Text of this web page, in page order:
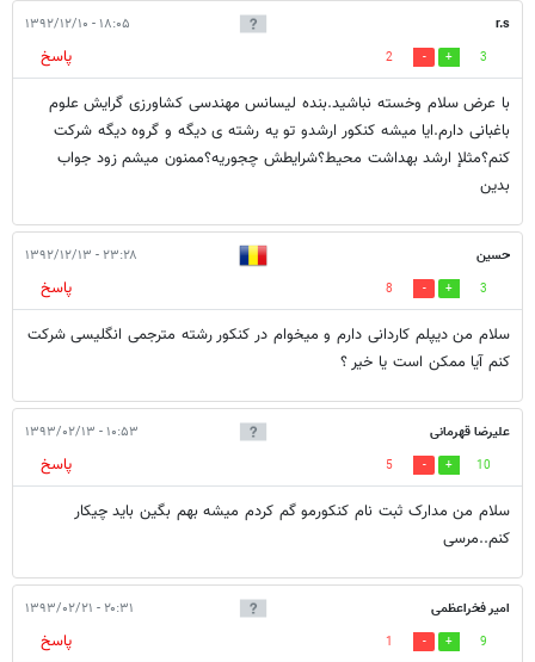
r.s ۱۸:۰۵ - ۱۳۹۲/۱۲/۱۰
3
2
پاسخ
با عرض سلام وخسته نباشید.بنده لیسانس مهندسی کشاورزی گرایش علوم
باغبانی دارم.ایا میشه کنکور ارشدو تو یه رشته ی دیگه و گروه دیگه شرکت
کنم؟مثلإ ارشد بهداشت محیط؟شرایطش چجوریه؟ممنون میشم زود جواب
بدین
حسین ۲۳:۲۸ - ۱۳۹۲/۱۲/۱۳
3
8
پاسخ
سلام من دیپلم کاردانی دارم و میخوام در کنکور رشته مترجمی انگلیسی شرکت
کنم آیا ممکن است یا خیر ؟
علیرضا قهرمانی ۱۰:۵۳ - ۱۳۹۳/۰۲/۱۳
10
5
پاسخ
سلام من مدارک ثبت نام کنکورمو گم کردم میشه بهم بگین باید چیکار
کنم..مرسی
امیر فخراعظمی ۲۰:۳۱ - ۱۳۹۳/۰۲/۲۱
9
1
پاسخ